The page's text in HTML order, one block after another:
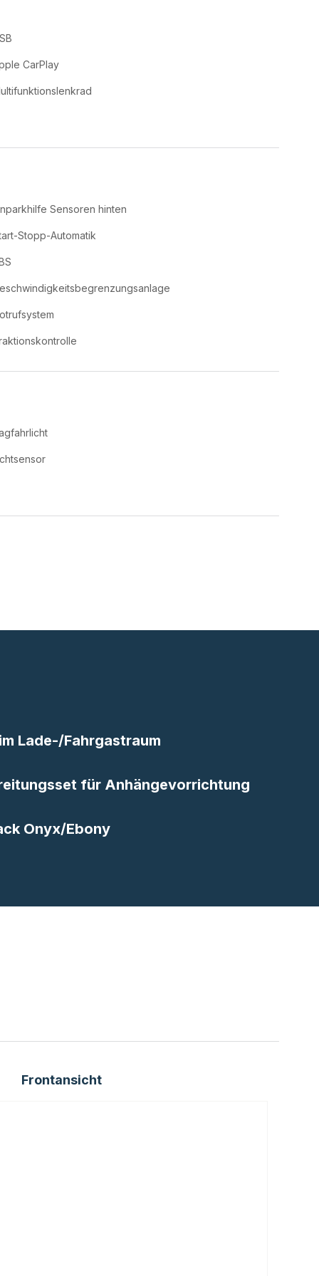
CarPlay
Sensoren hinten
Stopp-Automatik
Lade-/Fahrgastraum
für Anhängevorrichtung
Onyx/Ebony
Frontansicht